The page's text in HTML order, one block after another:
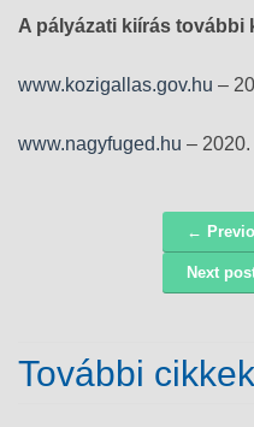
A pályázati kiírás további
www.kozigallas.gov.hu –
www.nagyfuged.hu – 2020.
Navigáció ←
Next
További cikkek